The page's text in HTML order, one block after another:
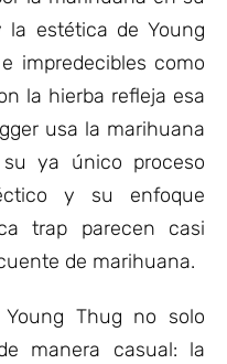
la estética de Young
impredecibles como
la hierba refleja esa
usa la marihuana
ya único proceso
y su enfoque
trap parecen casi
de marihuana.
Young Thug no solo
manera casual: la